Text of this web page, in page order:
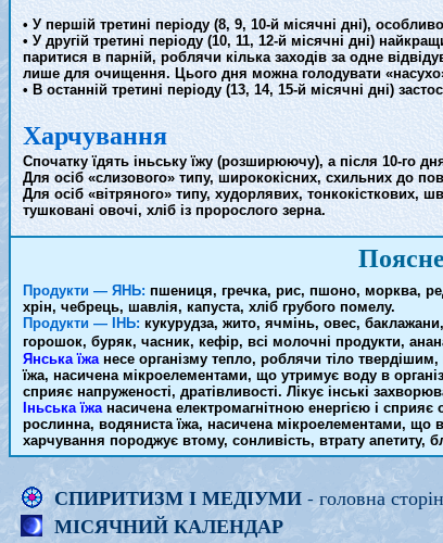
• У першій третині періоду (8, 9, 10-й місячні дні),
• У другій третині періоду (10, 11, 12-й місячні дні)
паритися в парній, роблячи кілька заходів за одне
лише для очищення. Цього дня можна голодувати
• В останній третині періоду (13, 14, 15-й місячні дні)
Харчування
Спочатку їдять іньську їжу (розширюючу), а після 10-го
Для осіб «слизового» типу, ширококісних, схильних до
Для осіб «вітряного» типу, худорлявих, тонкокісткових,
тушковані овочі, хліб із пророслого зерна.
Продукти — ЯНЬ: пшениця, гречка, рис, пшоно, морква,
хрін, чебрець, шавлія, капуста, хліб грубого помелу.
Продукти — ІНЬ: кукурудза, жито, ячмінь, овес,
горошок, буряк, часник, кефір, всі молочні продукти,
Янська їжанесе організму тепло, роблячи тіло
їжа, насичена мікроелементами, що утримує воду в
сприяє напруженості, дратівливості. Лікує інські
Іньська їжанасичена електромагнітною енергією і
рослинна, водяниста їжа, насичена мікроелементами, що
харчування породжує втому, сонливість, втрату апетиту,
СПИРИТИЗМ І МЕДІУМИ - головна
МІСЯЧНИЙ КАЛЕНДАР